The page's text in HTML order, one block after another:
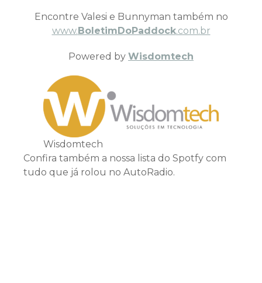
Encontre Valesi e Bunnyman também no
www. BoletimDoPaddock.com.br
Powered by Wisdomtech
Wisdomtech
Confira também a nossa lista do Spotfy com
tudo que já rolou no AutoRadio.